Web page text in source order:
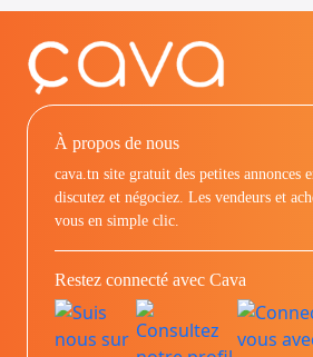
À propos de nous
cava.tn site gratuit des petites annonces
discutez et négociez. Les vendeurs et
vous en simple clic.
Restez connecté avec Cava